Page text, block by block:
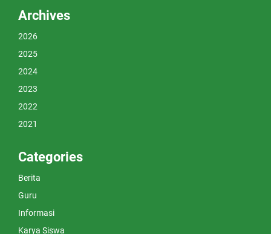
Archives
2026
2025
2024
2023
2022
2021
Categories
Berita
Guru
Informasi
Karya Siswa